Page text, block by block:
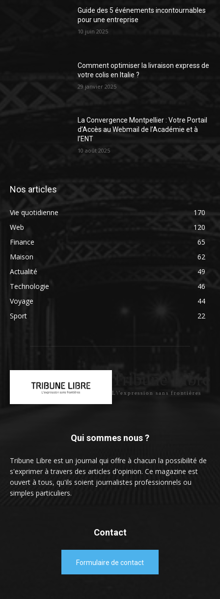
Guide des 5 événements incontournables
pour une entreprise
10 juin 2025
Comment optimiser la livraison express de
votre colis en Italie ?
29 janvier 2025
La Convergence Montpellier : Votre Portail
d’Accès au Webmail de l’Académie et à
l’ENT
10 août 2025
Nos articles
Vie quotidienne
170
Web
120
Finance
65
Maison
62
Actualité
49
Technologie
46
Voyage
44
Sport
22
Tribune Libre
L\'expression sans frontières
Qui sommes nous ?
Tribune Libre est un journal qui offre à chacun la possibilité de
s'exprimer à travers des articles d'opinion. Ce magazine est
ouvert à tous, qu'ils soient journalistes professionnels ou
simples particuliers.
Contact
Formulaire de contact